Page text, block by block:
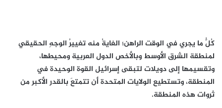
كُلُّ ما يجري في الوقت الراهن؛ الغايةُ منه تغييرُ الوجهِ الحقيقي
لمنطقة الشرق الأوسط وبالأخص الدول العربية ومحيطها،
وتقسيمها إلى دويلات لتبقى إسرائيل القوة الوحيدة في
المنطقة، وتستطيع الولايات المتحدة أن تتمتعَ بالقدر الأكبر من
ثروات هذه المنطقة.